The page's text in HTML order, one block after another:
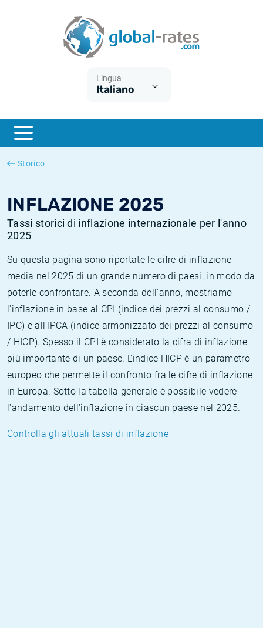
Lingua
Italiano
Storico
INFLAZIONE 2025
Tassi storici di inflazione internazionale per l'anno
2025
Su questa pagina sono riportate le cifre di inflazione
media nel 2025 di un grande numero di paesi, in modo da
poterle confrontare. A seconda dell'anno, mostriamo
l'inflazione in base al CPI (indice dei prezzi al consumo /
IPC) e all'IPCA (indice armonizzato dei prezzi al consumo
/ HICP). Spesso il CPI è considerato la cifra di inflazione
più importante di un paese. L'indice HICP è un parametro
europeo che permette il confronto fra le cifre di inflazione
in Europa. Sotto la tabella generale è possibile vedere
l'andamento dell'inflazione in ciascun paese nel 2025.
Controlla gli attuali tassi di inflazione
ESTER
SONIA
Cos'è l'inflazione CPI?
Cos'è l'inflazione HICP?
Inflazione Italia
Inflazione Stati Uniti
Tassi storici Euribor
Tassi storici di SONIA
Tassi storici di TONAR
Calcolatore dell’inflazione